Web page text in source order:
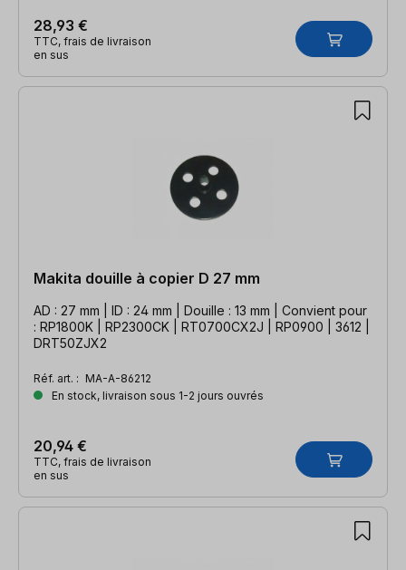
28,93 €
TTC, frais de livraison
en sus
Makita douille à copier D 27 mm
AD : 27 mm | ID : 24 mm | Douille : 13 mm | Convient pour
: RP1800K | RP2300CK | RT0700CX2J | RP0900 | 3612 |
DRT50ZJX2
Réf. art. : MA-A-86212
En stock, livraison sous 1-2 jours ouvrés
20,94 €
TTC, frais de livraison
en sus